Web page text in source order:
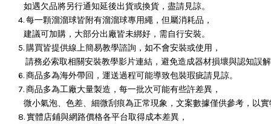
如遇欠品將另行通知延後出貨或換貨，盡請見諒。
4. 每一顆溜溜球皆附有溜溜球專用繩，但屬消耗品，
建議可加購，大部分出廠皆未綁好，需自行安裝。
5. 購買皆提供線上簡易教學諮詢，如不會安裝或使用，
請務必索取相關安裝教學影片連結，避免造成器材損壞與認知誤解
6. 商品多為海外帶回，運送過程可能導致包裝瑕疵請見諒。
7. 商品多為工廠大量製造，每一批次可能有些許差異，
微小氣泡、色差、細微刮痕為正常現象，文案數據僅供參考，以實
8. 實體店鋪與網路價格各平台取得成本差異，